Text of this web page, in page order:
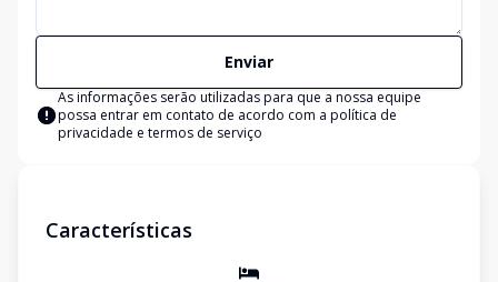
Enviar
As informações serão utilizadas para que a nossa equipe
possa entrar em contato de acordo com a política de
privacidade e termos de serviço
Características